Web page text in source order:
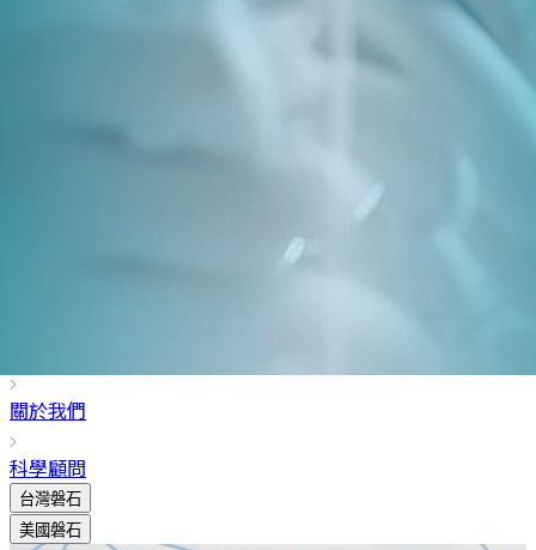
關於我們
科學顧問
台灣磐石
美國磐石